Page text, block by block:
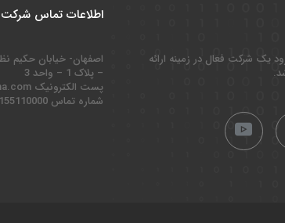
یک شرکت فعال در زمینه ارائه
اطلاعات تماس شرکت
– پلاک 1 – واحد 3
پست الکترونیک info@licenseha.com
شماره تماس 03155110000